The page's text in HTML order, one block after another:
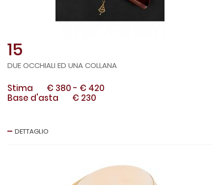
15
DUE OCCHIALI ED UNA COLLANA
Stima € 380 - € 420
Base d'asta
€ 230
DETTAGLIO